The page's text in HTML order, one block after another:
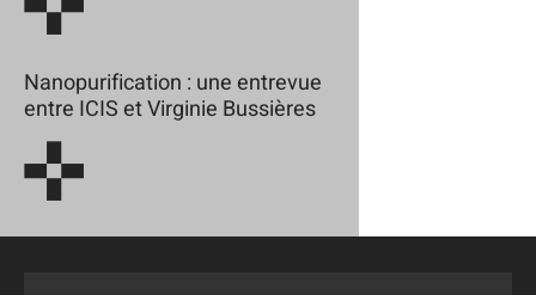
Nanopurification : une entrevue
entre ICIS et Virginie Bussières